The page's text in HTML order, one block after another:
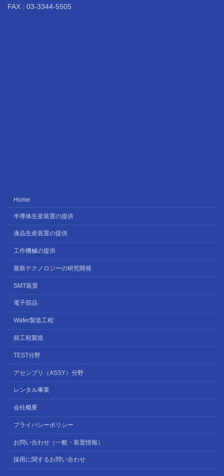
FAX : 03-3344-5505
Home
半導体生産装置の提供
液晶生産装置の提供
工作機械の提供
最新テクノロジーの研究開発
SMT装置
電子部品
Wafer製造工程
前工程製造
TEST分野
アセンブリ（ASSY）分野
レンタル事業
会社概要
プライバシーポリシー
お問い合わせ（一般・装置情報）
採用に関するお問い合わせ